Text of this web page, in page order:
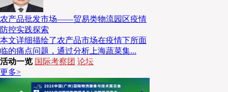
农产品批发市场——贸易类物流园区疫情
防控实践探索
本文详细描绘了农产品市场在疫情下所面
临的痛点问题，通过分析上海蔬菜集...
活动一览 国际考察团 论坛
更多>